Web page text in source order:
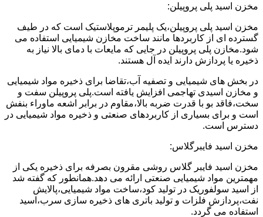
مخزن اسید پلی پروپیلن:
مخزن اسید پلی پروپیلن،یک پلیمر ترموپلاستیک است که در طیف
گسترده ای از کاربردها مانند ساخت مخازن شیمیایی استفاده می
شود.مخازن پلی پروپیلن در جایی که مایعات با دمای بالا نیاز به
ذخیره یا پردازش دارند ایده آل هستند.
در بخش های شیمیایی و تصفیه آب،تقاضا برای ذخیره مواد شیمیایی
و مخازن اسیدی تهاجمی افزایش یافته است.پلی پروپیلن سفت و
سخت،فاقد بو با قدرت ضربه بالا،مقاوم در برابر اشعه ماوراء بنفش
است و برای بسیاری از کاربردهای صنعتی و ذخیره مواد شیمیایی در
دسترس است.
مخزن اسید فایبرگلاس:
مخزن اسید فایبر گلاس روشی مقرون بصرفه برای ذخیره یکی از
مهمترین مواد شیمیایی صنعتی ارائه می دهد.همانطور که گفته شد
از اسید سولفوریک در تولید کود،ساخت مواد شیمیایی،پالایش
نفت،پردازش فلزات و تولید باتری های ذخیره سازی سرب،اسید
استفاده می گردد.